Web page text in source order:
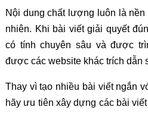
Nội dung chất lượng luôn là
nhiên. Khi bài viết giải quyết
có tính chuyên sâu và được
được các website khác trích dẫn
Thay vì tạo nhiều bài viết ngắn
hãy ưu tiên xây dựng các bài